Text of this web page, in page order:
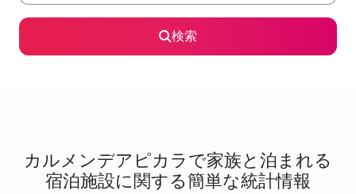
検索
カルメンデアピカラで家⁠族⁠と泊⁠ま⁠れ⁠る
宿⁠泊⁠施⁠設⁠に関⁠す⁠る簡⁠単⁠な統⁠計⁠情⁠報